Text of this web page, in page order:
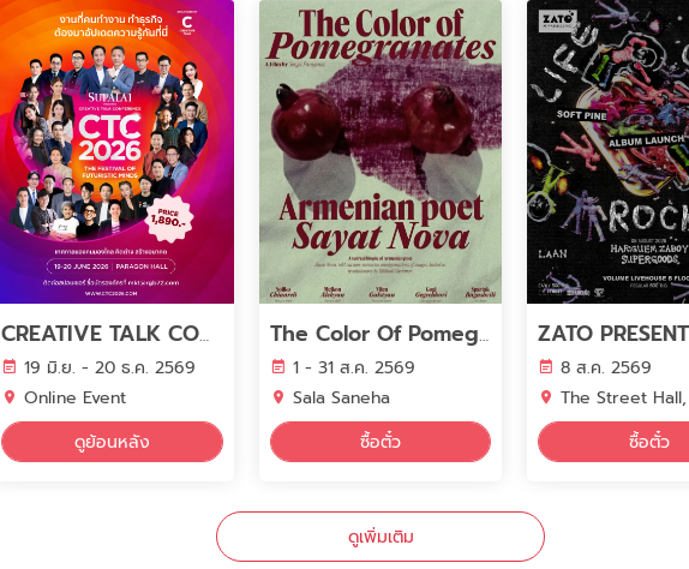
CREATIVE TALK CONFERENCE 2026 The Festival of Futuristic Minds
19 มิ.ย. - 20 ธ.ค. 2569
Online Event
ดูย้อนหลัง
The Color Of Pomegranates
1 - 31 ส.ค. 2569
Sala Saneha
ซื้อตั๋ว
8 ส.ค. 2569
The Street Hall, The Street
ซื้อตั๋ว
ดูเพิ่มเติม